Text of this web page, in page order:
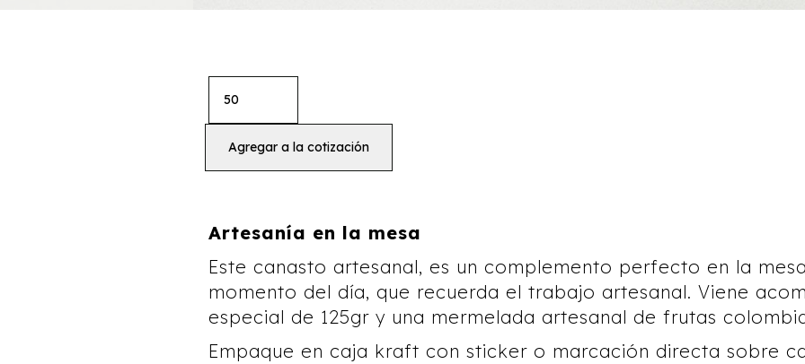
Artesanía en la mesa
Este canasto artesanal, es un complemento perfecto en la
momento del día, que recuerda el trabajo artesanal. Viene
especial de 125gr y una mermelada artesanal de frutas
Empaque en caja kraft con sticker o marcación directa sobre